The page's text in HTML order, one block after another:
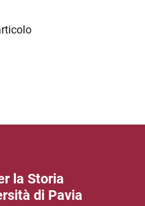
la Storia
di Pavia